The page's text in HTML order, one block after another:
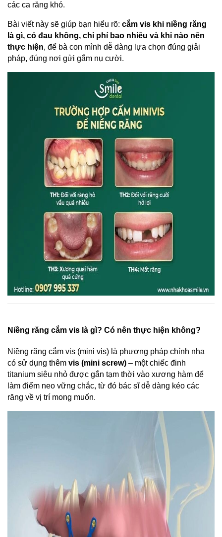
các ca răng khó.
Bài viết này sẽ giúp bạn hiểu rõ: cắm vis khi niềng răng
là gì, có đau không, chi phí bao nhiêu và khi nào nên
thực hiện, để bà con mình dễ dàng lựa chọn đúng giải
pháp, đúng nơi gửi gắm nụ cười.
Niềng răng cắm vis là gì? Có nên thực hiện không?
Niềng răng cắm vis (mini vis) là phương pháp chỉnh nha
có sử dụng thêm vis (mini screw) – một chiếc đinh
titanium siêu nhỏ được gắn tạm thời vào xương hàm để
làm điểm neo vững chắc, từ đó bác sĩ dễ dàng kéo các
răng về vị trí mong muốn.